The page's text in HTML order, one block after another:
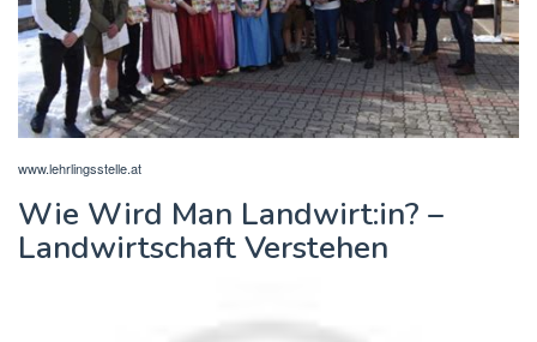
www.lehrlingsstelle.at
Wie Wird Man Landwirt:in? –
Landwirtschaft Verstehen